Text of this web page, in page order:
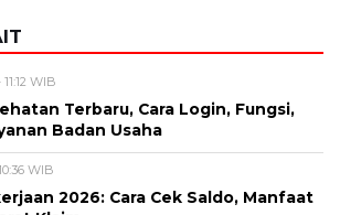
Klaim
WIB
Kesehatan Indonesia Terus
dan Tantangan Terbarunya
WIB
Brain Fog di Kalangan Gen Z